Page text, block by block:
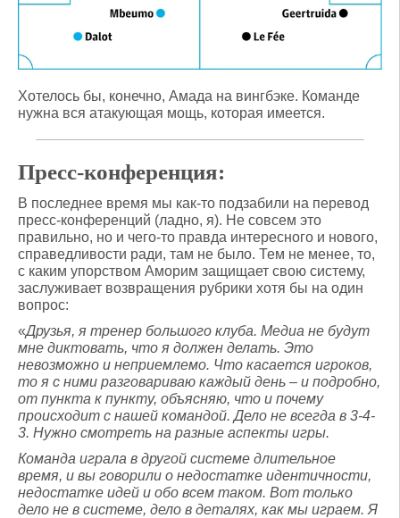
Хотелось бы, конечно, Амада на вингбэке. Команде
нужна вся атакующая мощь, которая имеется.
Пресс-конференция:
В последнее время мы как-то подзабили на перевод
пресс-конференций (ладно, я). Не совсем это
правильно, но и чего-то правда интересного и нового,
справедливости ради, там не было. Тем не менее, то,
с каким упорством Аморим защищает свою систему,
заслуживает возвращения рубрики хотя бы на один
вопрос:
«Друзья, я тренер большого клуба. Медиа не будут
мне диктовать, что я должен делать. Это
невозможно и неприемлемо. Что касается игроков,
то я с ними разговариваю каждый день – и подробно,
от пункта к пункту, объясняю, что и почему
происходит с нашей командой. Дело не всегда в 3-4-
3. Нужно смотреть на разные аспекты игры.
Команда играла в другой системе длительное
время, и вы говорили о недостатке идентичности,
недостатке идей и обо всем таком. Вот только
дело не в системе, дело в деталях, как мы играем. Я